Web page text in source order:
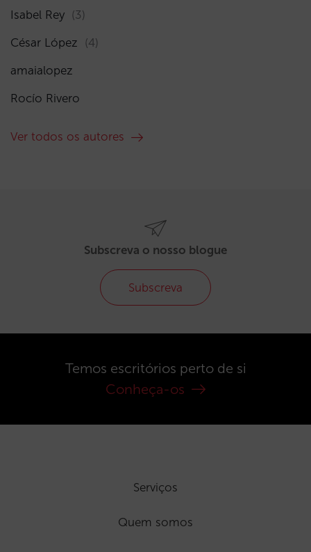
Isabel Rey (3)
César López (4)
amaialopez
Rocío Rivero
Ver todos os autores
Subscreva o nosso blogue
Subscreva
Temos escritórios perto de si
Conheça-os
Serviços
Quem somos